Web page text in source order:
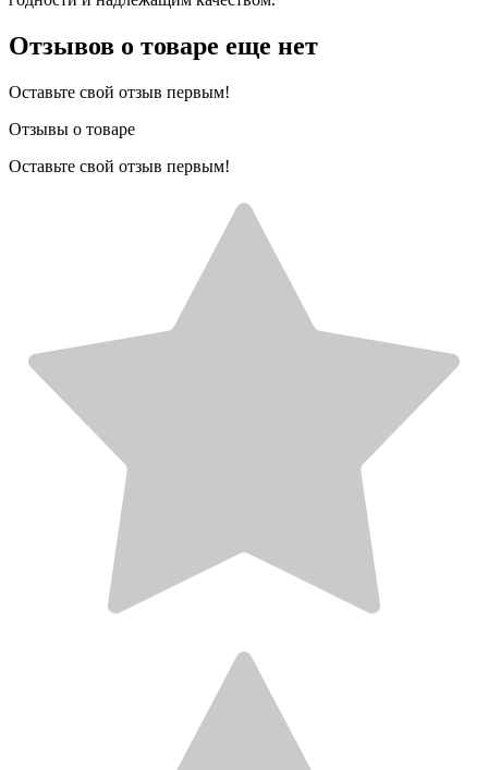
Отзывов о товаре еще нет
Оставьте свой отзыв первым!
Отзывы о товаре
Оставьте свой отзыв первым!